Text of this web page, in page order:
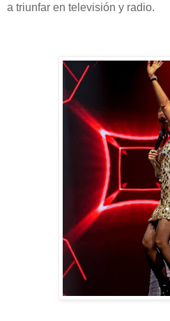
a triunfar en televisión y radio.